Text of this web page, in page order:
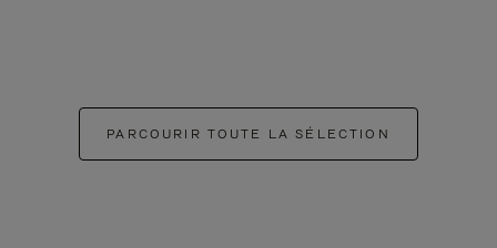
PARCOURIR TOUTE LA SÉLECTION